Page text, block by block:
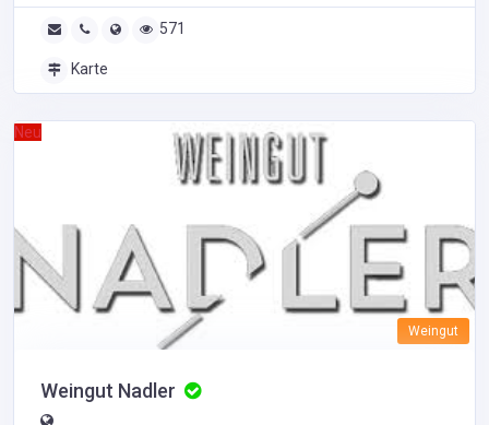
571
Karte
Neu
Weingut
Weingut Nadler